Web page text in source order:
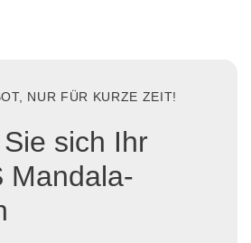
NUR FÜR KURZE ZEIT!
sich Ihr
Mandala-